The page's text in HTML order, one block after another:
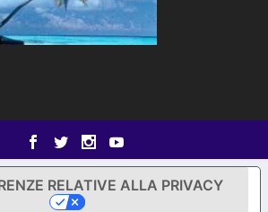
RELATIVE ALLA PRIVACY